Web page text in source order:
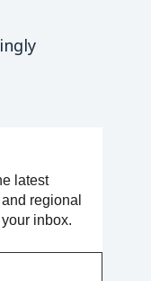
latest
regional
inbox.